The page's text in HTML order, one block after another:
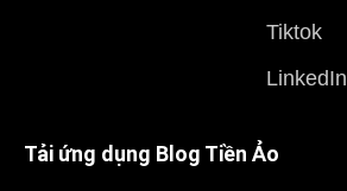
Tiktok
LinkedIn
Tải ứng dụng Blog Tiền Ảo